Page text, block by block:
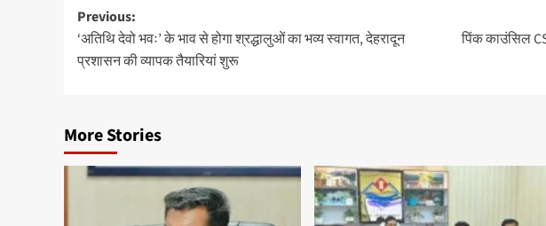
Post
navigation
Previous:
‘अतिथि देवो भवः’ के भाव से होगा श्रद्धालुओं का भव्य स्वागत, देहरादून
प्रशासन की व्यापक तैयारियां शुरू
पिंक काउंसिल
More Stories